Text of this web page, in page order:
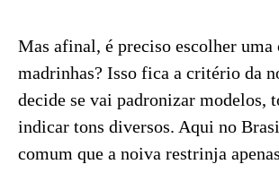
Mas afinal, é preciso escolher uma
madrinhas? Isso fica a critério da
decide se vai padronizar modelos,
indicar tons diversos. Aqui no
comum que a noiva restrinja